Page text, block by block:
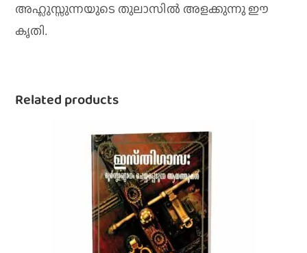
അഹ്ലുസ്സുന്നയുടെ തുലാസിൽ അളക്കുന്നു ഈ
കൃതി.
Related products